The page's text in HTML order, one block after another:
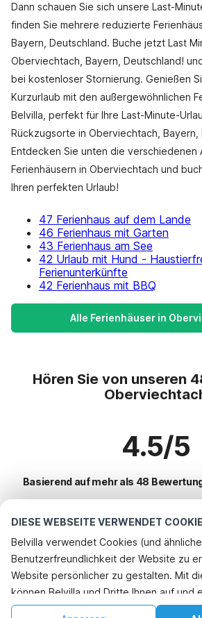
DIESE WEBSEITE VERWENDET
Belvilla verwendet Cookies (und
Benutzerfreundlichkeit der Website zu
Website persönlicher zu gestalten. Mit
können Belvilla und Dritte Ihnen auf und
außerhalb unserer Website folgen, um
Dann schauen Sie sich unsere Last-
finden Sie mehrere reduzierte
Bayern, Deutschland. Buche jetzt Last
Oberviechtach, Bayern, Deutschland!
bei kostenloser Stornierung. Genießen
Kurzurlaub mit den außergewöhnlichen
Belvilla, perfekt für Ihre Last-Minute-
Rückzugsorte in Oberviechtach, Bayern,
Entdecken Sie unten die verschiedenen
Ferienhäusern in Oberviechtach und
Ihren perfekten Urlaub!
47 Ferienhaus auf dem Lande
46 Ferienhaus mit Garten
43 Ferienhaus am See
42 Urlaub mit Hund -
Ferienunterkünfte
42 Ferienhaus mit BBQ
Alle Ferienhäuser in
Hören Sie von unseren
4.5/5
Basierend auf mehr als 48
Beliebteste Reiseziele für
Top-Städte mit Top-Annehmlichkeiten
Ferienhaus im Skigebiet kiefersfelden
Ferienhaus im Skigebiet oberaudorf
Beliebte Ausstattungen für Urlaub in
Ferienhaus auf dem Lande